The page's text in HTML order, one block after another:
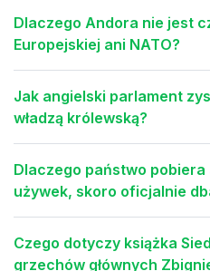
Dlaczego Andora nie jest
Europejskiej ani NATO?
Jak angielski parlament
władzą królewską?
Dlaczego państwo pobiera
używek, skoro oficjalnie
Czego dotyczy książka
grzechów głównych